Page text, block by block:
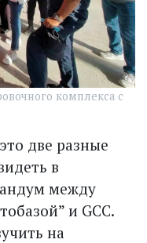
комплекса с
две разные
в
между
и GCC.
на